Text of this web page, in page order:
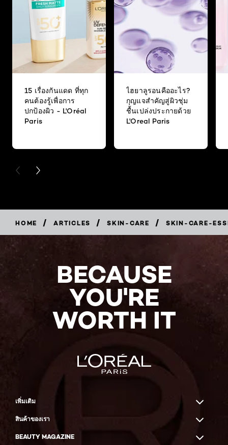
15 เรื่องกันแดด ที่ทุก
คนต้องรู้เพื่อการ
ปกป้องผิว - L'Oréal
Paris
ไฮยาลูรอนคืออะไร?
กุญแจสำคัญสู่ผิวชุ่ม
ชื้นเปล่งประกายด้วย
L'Oreal Paris
PREVIOUS CARD
NEXT CARD
HOME / ARTICLES / SKIN-CARE / SKIN-CARE-
BECAUSE
YOU'RE
WORTH IT
เพิ่มเติม
สินค้าของเรา
BEAUTY MAGAZINE